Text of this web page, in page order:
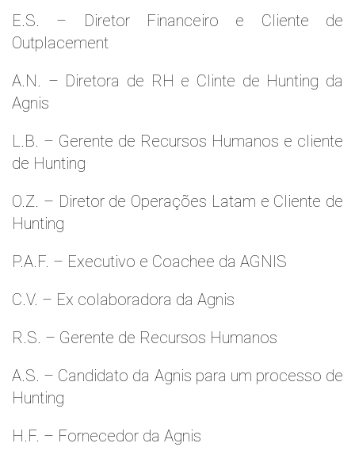
E.S. – Diretor Financeiro e Cliente de
Outplacement
A.N. – Diretora de RH e Clinte de Hunting da
Agnis
L.B. – Gerente de Recursos Humanos e cliente
de Hunting
O.Z. – Diretor de Operações Latam e Cliente de
Hunting
P.A.F. – Executivo e Coachee da AGNIS
C.V. – Ex colaboradora da Agnis
R.S. – Gerente de Recursos Humanos
A.S. – Candidato da Agnis para um processo de
Hunting
H.F. – Fornecedor da Agnis